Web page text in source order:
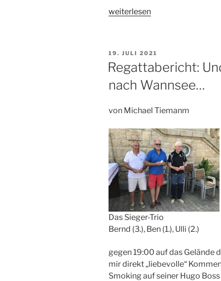
„Regattabericht
Bianchi
Albrici
2021,
weiterlesen
VERÖFFENTLICHT
19. JULI 2021
Regattabericht:
nach Wannsee…
von Michael Tiemanm
Das Sieger-Trio
Bernd (3.), Ben (1.), Ulli (2.)
gegen 19:00 auf das Gelände
mir direkt „liebevolle“
Smoking auf seiner Hugo